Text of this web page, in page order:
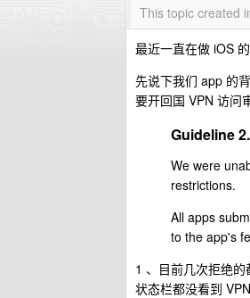
This topic created
最近一直在做 iOS
先说下我们 app 的
要开回国 VPN 访问
Guideline
We were
restrictions.
All apps
to the app's
1 、目前几次拒绝
状态栏都没看到